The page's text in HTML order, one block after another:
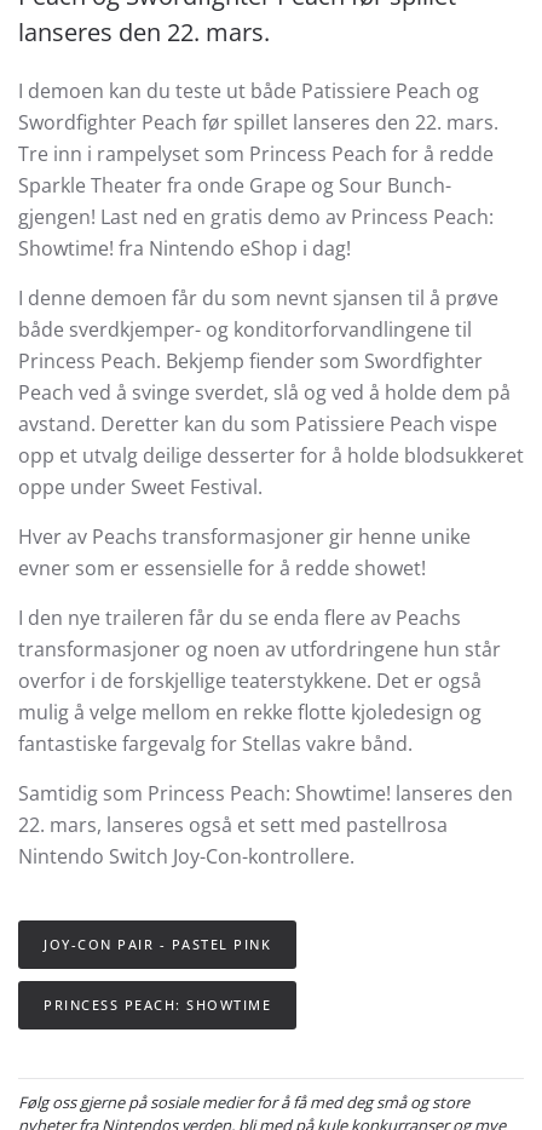
lanseres den 22. mars.
I demoen kan du teste ut både Patissiere Peach og
Swordfighter Peach før spillet lanseres den 22. mars.
Tre inn i rampelyset som Princess Peach for å redde
Sparkle Theater fra onde Grape og Sour Bunch-
gjengen! Last ned en gratis demo av Princess Peach:
Showtime! fra Nintendo eShop i dag!
I denne demoen får du som nevnt sjansen til å prøve
både sverdkjemper- og konditorforvandlingene til
Princess Peach. Bekjemp fiender som Swordfighter
Peach ved å svinge sverdet, slå og ved å holde dem på
avstand. Deretter kan du som Patissiere Peach vispe
opp et utvalg deilige desserter for å holde blodsukkeret
oppe under Sweet Festival.
Hver av Peachs transformasjoner gir henne unike
evner som er essensielle for å redde showet!
I den nye traileren får du se enda flere av Peachs
transformasjoner og noen av utfordringene hun står
overfor i de forskjellige teaterstykkene. Det er også
mulig å velge mellom en rekke flotte kjoledesign og
fantastiske fargevalg for Stellas vakre bånd.
Samtidig som Princess Peach: Showtime! lanseres den
22. mars, lanseres også et sett med pastellrosa
Nintendo Switch Joy-Con-kontrollere.
JOY-CON PAIR - PASTEL PINK
PRINCESS PEACH: SHOWTIME
Følg oss gjerne på sosiale medier for å få med deg små og store
nyheter fra Nintendos verden, bli med på kule konkurranser og mye